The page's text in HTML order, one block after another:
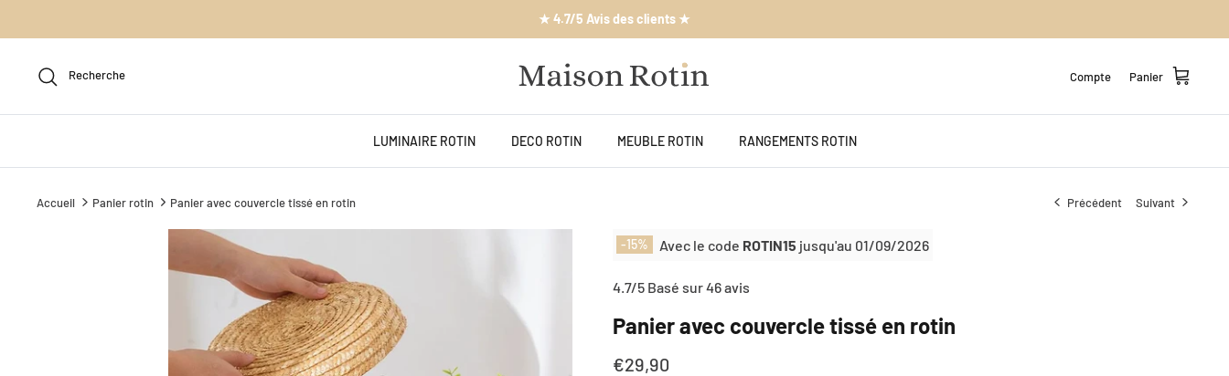
★ Service clientèle 5/7j ★
Recherche Compte Panier
LUMINAIRE ROTIN DECO ROTIN MEUBLE ROTIN RANGEMENTS ROTIN
Accueil Panier rotin Panier avec couvercle tissé en rotin Précédent Suivant
-15% Avec le code ROTIN15 jusqu'au 01/09/2026
4.7/5 Basé sur 46 avis
Panier avec couvercle tissé en rotin
€29,90